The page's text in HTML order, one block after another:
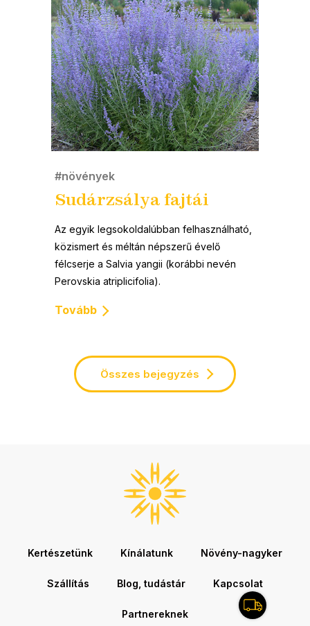
#növények
Sudárzsálya fajtái
Az egyik legsokoldalúbban felhasználható,
közismert és méltán népszerű évelő
félcserje a Salvia yangii (korábbi nevén
Perovskia atriplicifolia).
Tovább
Összes bejegyzés
Kertészetünk Kínálatunk Növény-nagyker
Szállítás Blog, tudástár Kapcsolat
Partnereknek